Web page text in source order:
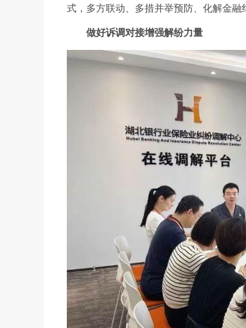
式，多方联动、多措并举预防、化解金融
做好诉调对接增强解纷力量